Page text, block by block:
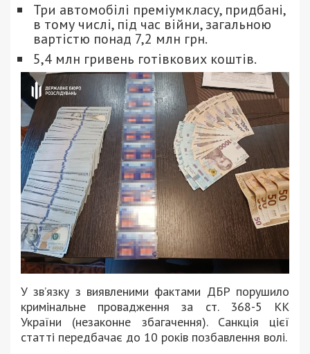
Три автомобілі преміумкласу, придбані,
в тому числі, під час війни, загальною
вартістю понад 7,2 млн грн.
5,4 млн гривень готівкових коштів.
У зв’язку з виявленими фактами ДБР порушило
кримінальне провадження за ст. 368-5 КК
України (незаконне збагачення). Санкція цієї
статті передбачає до 10 років позбавлення волі.